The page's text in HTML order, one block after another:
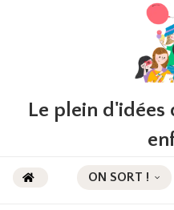
Le plein d'idées
ON SORT !